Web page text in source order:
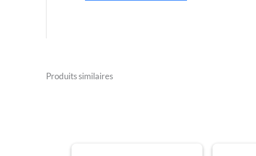
Produits similaires